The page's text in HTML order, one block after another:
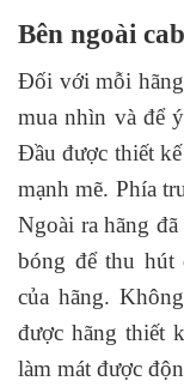
Bên ngoài
Đối với mỗi hãng
mua nhìn và để
Đầu được thiết
mạnh mẽ. Phía
Ngoài ra hãng
bóng để thu hút
của hãng.
được hãng thiết
làm mát được